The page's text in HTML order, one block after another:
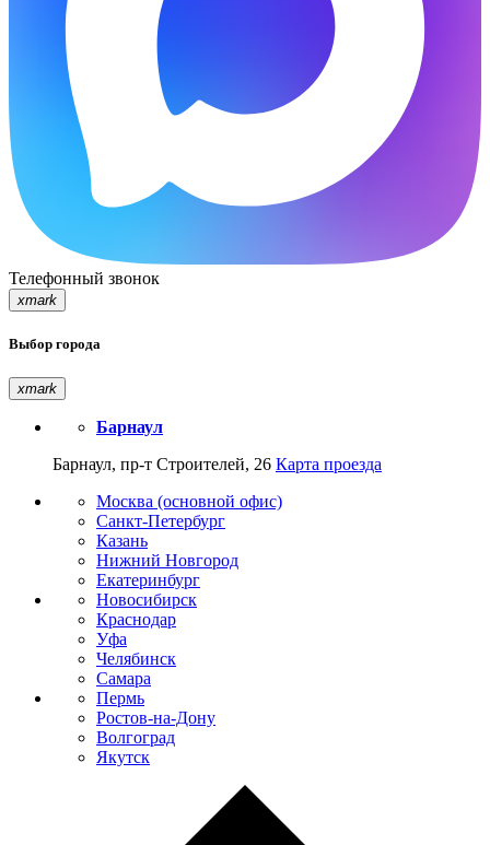
Телефонный звонок
xmark
Выбор города
xmark
Барнаул
Барнаул, пр-т Строителей, 26 Карта проезда
Москва (основной офис)
Санкт-Петербург
Казань
Нижний Новгород
Екатеринбург
Новосибирск
Краснодар
Уфа
Челябинск
Самара
Пермь
Ростов-на-Дону
Волгоград
Якутск